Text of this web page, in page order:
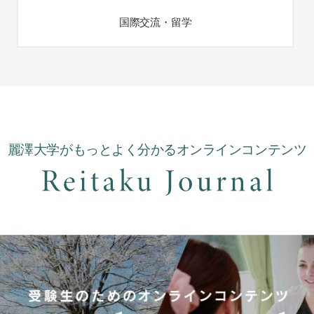
国際交流・留学
麗澤大学がもっとよく分かるオンラインコンテンツ